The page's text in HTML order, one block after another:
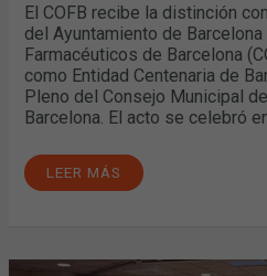
El COFB recibe la distinción
del Ayuntamiento de
Farmacéuticos de Barcelona
como Entidad Centenaria de
Pleno del Consejo Municipal
Barcelona. El acto se celebró
LEER MÁS